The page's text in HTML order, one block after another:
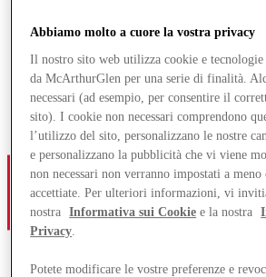
Abbiamo molto a cuore la vostra privacy
Il nostro sito web utilizza cookie e tecnologie
da McArthurGlen per una serie di finalità.
necessari (ad esempio, per consentire il
sito). I cookie non necessari comprendono
l’utilizzo del sito, personalizzano le nostre
e personalizzano la pubblicità che vi viene
non necessari non verranno impostati a
accettiate. Per ulteriori informazioni, vi
nostra
Informativa sui Cookie e la nostra
Privacy
Potete modificare le vostre preferenze e